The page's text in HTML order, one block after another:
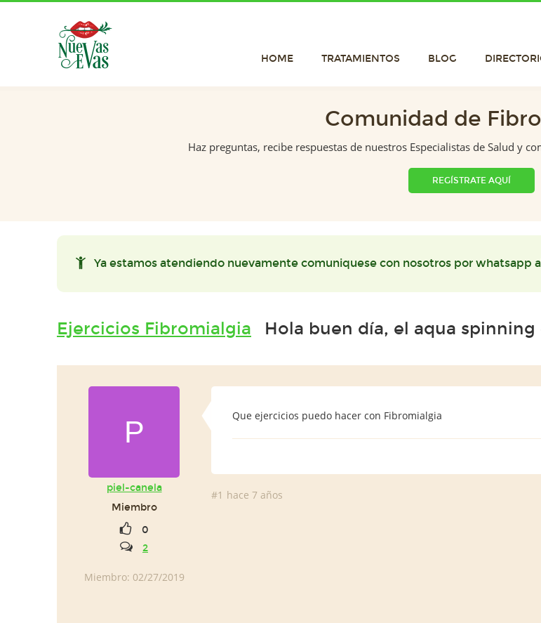
HOME TRATAMIENTOS BLOG
Comunidad de
Haz preguntas, recibe respuestas de nuestros Especialistas de Salud y
REGÍSTRATE AQUÍ
Ya estamos atendiendo nuevamente comuniquese con nosotros por whatsapp
Ejercicios Fibromialgia Hola buen día, el aqua
P
piel-canela
Miembro
0
2
Miembro: 02/27/2019
Que ejercicios puedo hacer con Fibromialgia
#1 hace 7 años